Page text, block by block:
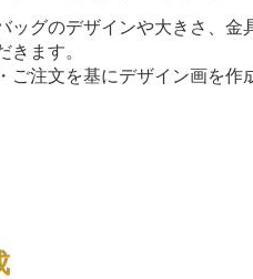
ッグのデザインや大きさ、
きます。
ご注文を基にデザイン画を作